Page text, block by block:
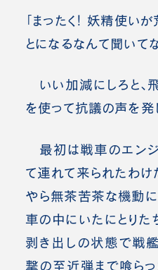
「まったく！ 妖精使い
とになるなんて聞いてな
いい加減にしろと、
を使って抗議の声を発
最初は戦車のエン
て連れて来られたわけ
やら無茶苦茶な機動に
車の中にいたにとりた
剥き出しの状態で戦
撃の至近弾まで喰らっ